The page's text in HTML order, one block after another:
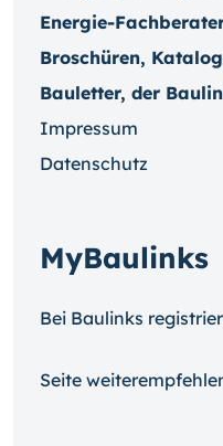
Energie-
Broschüren,
Bauletter, der
Impressum
Datenschutz
MyBaulinks
Bei Baulinks
Seite